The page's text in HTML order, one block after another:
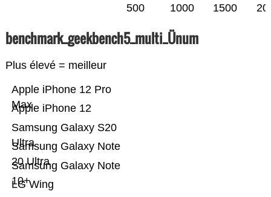
500 1000 1500
benchmark_geekbench5_multi_Ünum
Plus élevé = meilleur
LG Wing
Samsung Galaxy Note
10+
Samsung Galaxy Note
20 Ultra
Samsung Galaxy S20
Ultra
Apple iPhone 12
Apple iPhone 12 Pro
Max